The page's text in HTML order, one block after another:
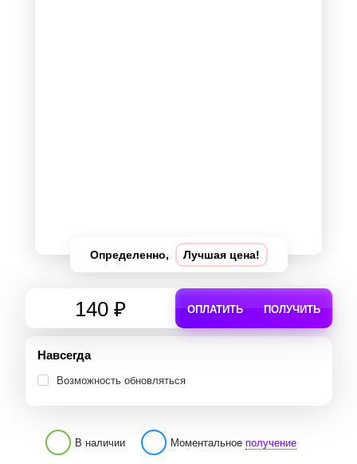
Определенно, Лучшая цена!
140 ₽ ОПЛАТИТЬ ПОЛУЧИТЬ
Навсегда
Возможность обновляться
В наличии Моментальное получение